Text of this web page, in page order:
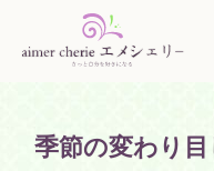
季節の変わり